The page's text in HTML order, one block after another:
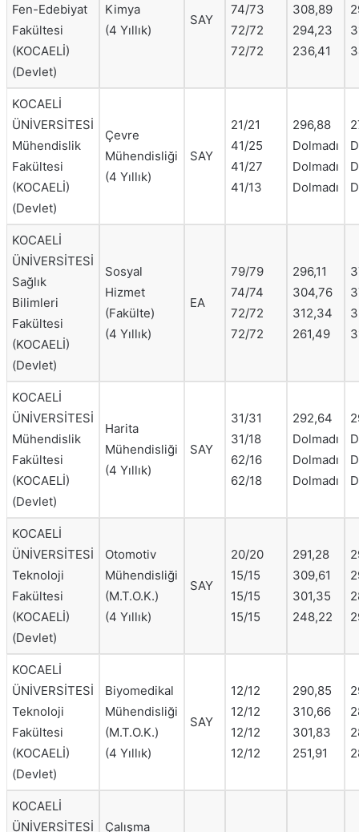
Fen-Edebiyat
Fakültesi
(KOCAELİ)
(Devlet)
Kimya
(4 Yıllık)
SAY
74/73
72/72
72/72
308,89
294,23
236,41
KOCAELİ
ÜNİVERSİTESİ
Mühendislik
Fakültesi
(KOCAELİ)
(Devlet)
Çevre
Mühendisliği
(4 Yıllık)
SAY
21/21
41/25
41/27
41/13
296,88
Dolmadı
Dolmadı
Dolmadı
KOCAELİ
ÜNİVERSİTESİ
Sağlık
Bilimleri
Fakültesi
(KOCAELİ)
(Devlet)
Sosyal
Hizmet
(Fakülte)
(4 Yıllık)
EA
79/79
74/74
72/72
72/72
296,11
304,76
312,34
261,49
KOCAELİ
ÜNİVERSİTESİ
Mühendislik
Fakültesi
(KOCAELİ)
(Devlet)
Harita
Mühendisliği
(4 Yıllık)
SAY
31/31
31/18
62/16
62/18
292,64
Dolmadı
Dolmadı
Dolmadı
KOCAELİ
ÜNİVERSİTESİ
Teknoloji
Fakültesi
(KOCAELİ)
(Devlet)
Otomotiv
Mühendisliği
(M.T.O.K.)
(4 Yıllık)
SAY
20/20
15/15
15/15
15/15
291,28
309,61
301,35
248,22
KOCAELİ
ÜNİVERSİTESİ
Teknoloji
Fakültesi
(KOCAELİ)
(Devlet)
Biyomedikal
Mühendisliği
(M.T.O.K.)
(4 Yıllık)
SAY
12/12
12/12
12/12
12/12
290,85
310,66
301,83
251,91
KOCAELİ
ÜNİVERSİTESİ
Çalışma